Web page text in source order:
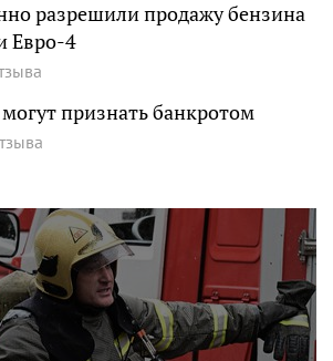
разрешили продажу бензина
Евро-4
признать банкротом